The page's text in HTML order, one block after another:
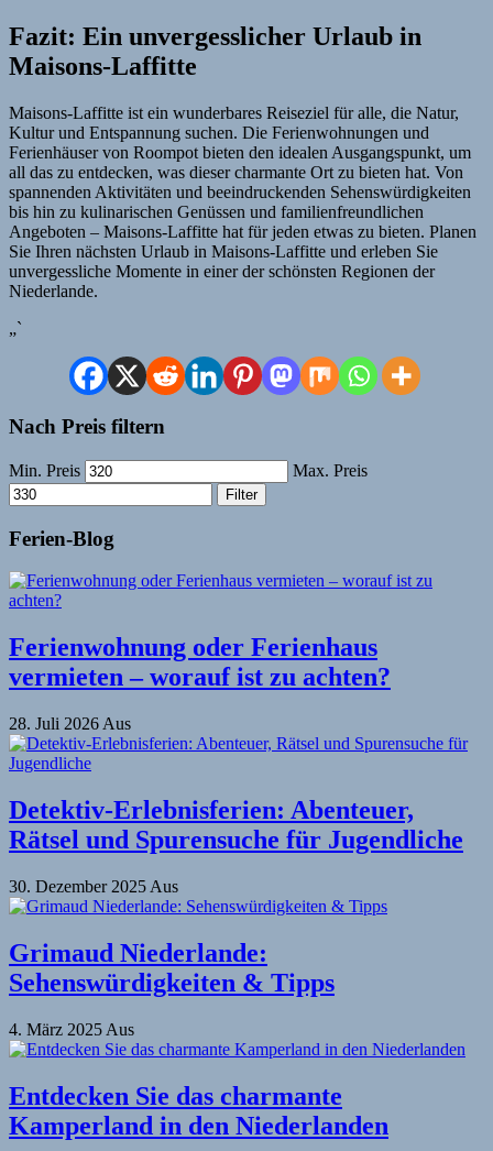
Fazit: Ein unvergesslicher Urlaub in
Maisons-Laffitte
Maisons-Laffitte ist ein wunderbares Reiseziel für alle, die Natur,
Kultur und Entspannung suchen. Die Ferienwohnungen und
Ferienhäuser von Roompot bieten den idealen Ausgangspunkt, um
all das zu entdecken, was dieser charmante Ort zu bieten hat. Von
spannenden Aktivitäten und beeindruckenden Sehenswürdigkeiten
bis hin zu kulinarischen Genüssen und familienfreundlichen
Angeboten – Maisons-Laffitte hat für jeden etwas zu bieten. Planen
Sie Ihren nächsten Urlaub in Maisons-Laffitte und erleben Sie
unvergessliche Momente in einer der schönsten Regionen der
Niederlande.
„`
Nach Preis filtern
Min. Preis Max. Preis
Filter
Ferien-Blog
Ferienwohnung oder Ferienhaus
vermieten – worauf ist zu achten?
28. Juli 2026 Aus
Detektiv-Erlebnisferien: Abenteuer,
Rätsel und Spurensuche für Jugendliche
30. Dezember 2025 Aus
Grimaud Niederlande:
Sehenswürdigkeiten & Tipps
4. März 2025 Aus
Entdecken Sie das charmante
Kamperland in den Niederlanden